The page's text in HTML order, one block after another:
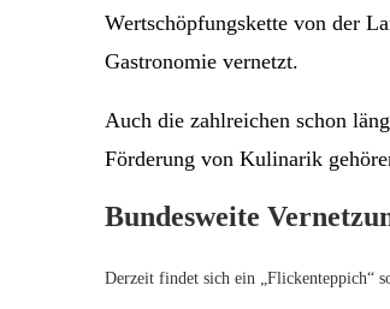
Wertschöpfungskette von der
Gastronomie vernetzt.
Auch die zahlreichen schon
Förderung von Kulinarik
Bundesweite
Derzeit findet sich ein „Flickenteppich“